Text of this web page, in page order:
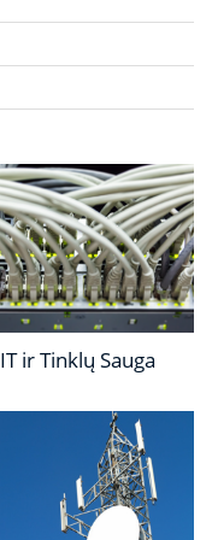
IT ir Tinklų Sauga